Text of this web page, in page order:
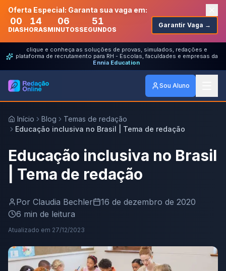
Oferta Especial: Garanta sua vaga em:
00
DIAS
14
HORAS
06
MINUTOS
51
SEGUNDOS
Garantir Vaga →
clique e conheça as soluções de provas, simulados, redações e
plataforma de recrutamento para RH - Escolas, faculdades e empresas da
Ennia Education
Sou Aluno
Início Blog
Temas de redação
Educação inclusiva no Brasil | Tema de redação
Educação inclusiva no Brasil
| Tema de redação
Por Claudia Bechler
16 de dezembro de 2020
6 min de leitura
Atualizado em 27/12/2023